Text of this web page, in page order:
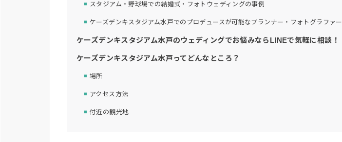
スタジアム・野球場での結婚式・フォトウェディングの事例
ケーズデンキスタジアム水戸でのプロデュースが可能なプランナー・フォトグラファー
ケーズデンキスタジアム水戸のウェディングでお悩みならLINEで気軽に相談！
ケーズデンキスタジアム水戸ってどんなところ？
場所
アクセス方法
付近の観光地